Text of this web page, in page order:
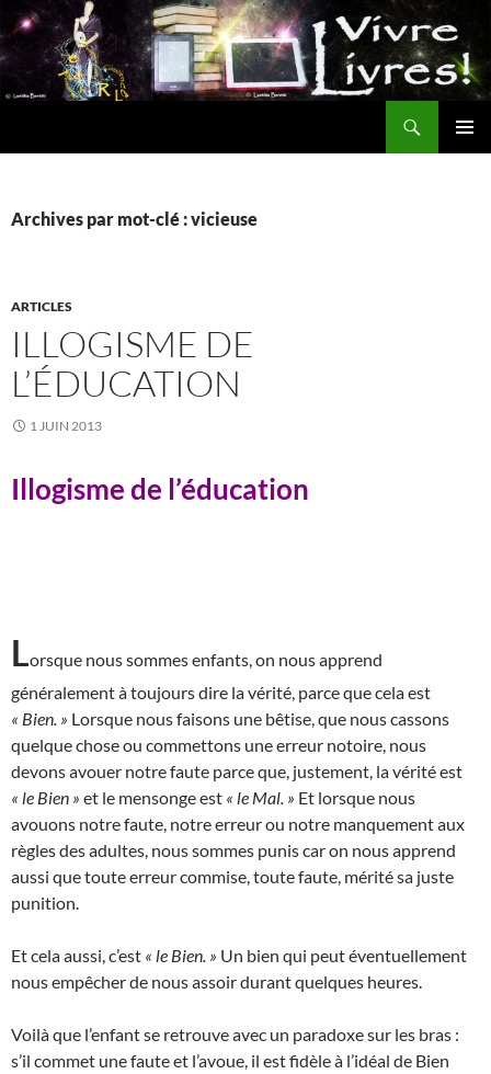
Aller
au
contenu
Archives par mot-clé : vicieuse
ARTICLES
ILLOGISME DE
L’ÉDUCATION
1 JUIN 2013
Illogisme de l’éducation
Lorsque nous sommes enfants, on nous apprend
généralement à toujours dire la vérité, parce que cela est
« Bien. » Lorsque nous faisons une bêtise, que nous cassons
quelque chose ou commettons une erreur notoire, nous
devons avouer notre faute parce que, justement, la vérité est
« le Bien » et le mensonge est « le Mal. » Et lorsque nous
avouons notre faute, notre erreur ou notre manquement aux
règles des adultes, nous sommes punis car on nous apprend
aussi que toute erreur commise, toute faute, mérité sa juste
punition.
Et cela aussi, c’est « le Bien. » Un bien qui peut éventuellement
nous empêcher de nous assoir durant quelques heures.
Voilà que l’enfant se retrouve avec un paradoxe sur les bras :
s’il commet une faute et l’avoue, il est fidèle à l’idéal de Bien